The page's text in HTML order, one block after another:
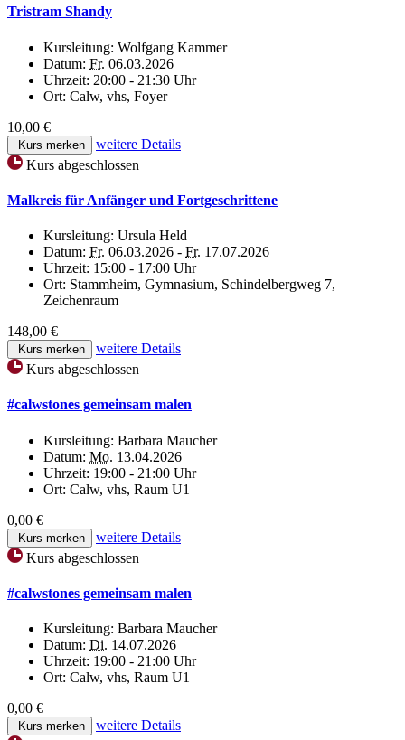
Tristram Shandy
Kursleitung: Wolfgang Kammer
Datum: Fr. 06.03.2026
Uhrzeit: 20:00 - 21:30 Uhr
Ort: Calw, vhs, Foyer
10,00 €
Kurs merken
weitere Details
Kurs abgeschlossen
Malkreis für Anfänger und Fortgeschrittene
Kursleitung: Ursula Held
Datum: Fr. 06.03.2026 - Fr. 17.07.2026
Uhrzeit: 15:00 - 17:00 Uhr
Ort: Stammheim, Gymnasium, Schindelbergweg 7,
Zeichenraum
148,00 €
Kurs merken
weitere Details
Kurs abgeschlossen
#calwstones gemeinsam malen
Kursleitung: Barbara Maucher
Datum: Mo. 13.04.2026
Uhrzeit: 19:00 - 21:00 Uhr
Ort: Calw, vhs, Raum U1
0,00 €
Kurs merken
weitere Details
Kurs abgeschlossen
#calwstones gemeinsam malen
Kursleitung: Barbara Maucher
Datum: Di. 14.07.2026
Uhrzeit: 19:00 - 21:00 Uhr
Ort: Calw, vhs, Raum U1
0,00 €
Kurs merken
weitere Details